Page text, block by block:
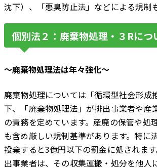
沈下）、「悪臭防止法」などによる規制
個別法２：廃棄物処理・３Rにつ
～廃棄物処理法は年々強化～
廃棄物処理については「循環型社会形成
下、「廃棄物処理法」が排出事業者や産
の責務を定めています。産廃の保管や処
も含め厳しい規制基準があります。特に
投棄すると3億円以下の罰金に処されま
出事業者は、その収集運搬・処分を他人